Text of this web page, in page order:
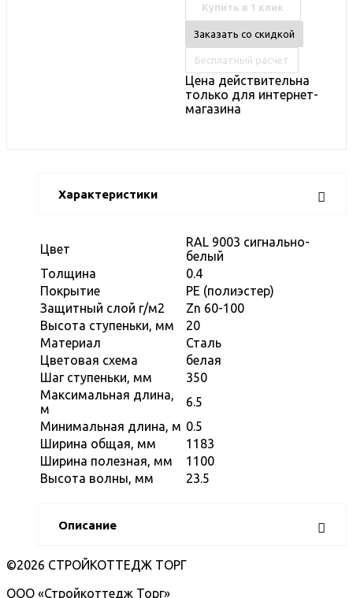
Купить в 1 клик
Заказать со скидкой
Бесплатный расчет
Цена действительна
только для интернет-
магазина
Характеристики
Цвет
RAL 9003 сигнально-
белый
Толщина
0.4
Покрытие
PE (полиэстер)
Защитный слой г/м2
Zn 60-100
Высота ступеньки, мм
20
Материал
Сталь
Цветовая схема
белая
Шаг ступеньки, мм
350
Максимальная длина,
м
6.5
Минимальная длина, м 0.5
Ширина общая, мм
1183
Ширина полезная, мм
1100
Высота волны, мм
23.5
Описание
©2026 СТРОЙКОТТЕДЖ ТОРГ
ООО «Стройкоттедж Торг»